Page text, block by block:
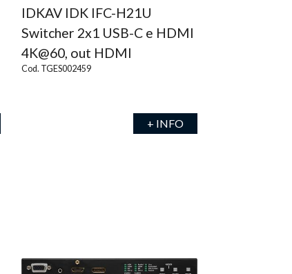
IDKAV IDK IFC-H21U
Switcher 2x1 USB-C e HDMI
4K@60, out HDMI
Cod. TGES002459
+ INFO